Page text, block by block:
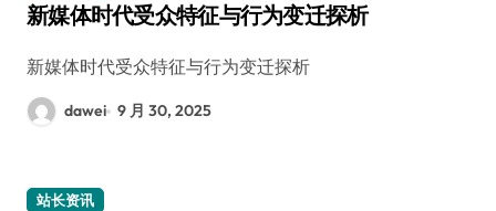
新媒体时代受众特征与行为变迁探析
新媒体时代受众特征与行为变迁探析
dawei 9 月 30, 2025
站长资讯